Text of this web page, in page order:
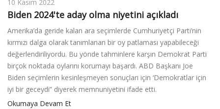
10 Kasım 2022
Biden 2024'te aday olma niyetini açıkladı
Amerika’da geride kalan ara seçimlerde Cumhuriyetçi Parti’nin
kırmızı dalga olarak tanımlanan bir oy patlaması yapabileceği
değerlendiriliyordu. Bu yönde tahminlere karşın Demokrat Parti
birçok noktada oylarını korumayı başardı. ABD Başkanı Joe
Biden seçimlerin kesinleşmeyen sonuçları için ‘Demokratlar için
iyi bir geceydi” diyerek memnuniyetini ifade etti.
Okumaya Devam Et